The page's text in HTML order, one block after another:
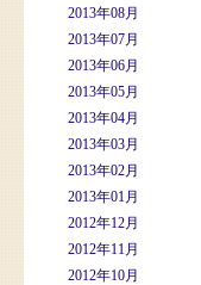
2013年08月
2013年07月
2013年06月
2013年05月
2013年04月
2013年03月
2013年02月
2013年01月
2012年12月
2012年11月
2012年10月